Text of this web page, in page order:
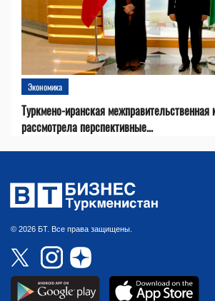
Экономика
Туркмено-иранская межправительственная
рассмотрела перспективные...
© 2026 БТ. Все права защищены.